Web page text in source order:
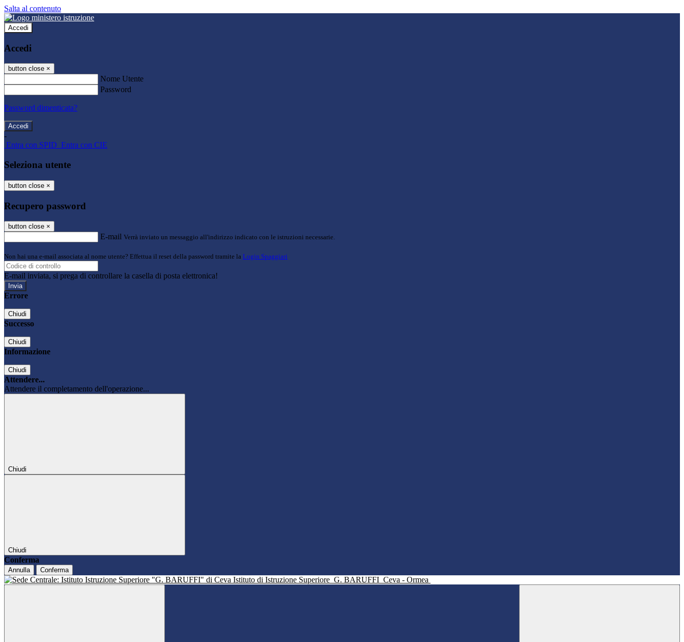
Salta al contenuto
Accedi
Accedi
button close ×
Nome Utente
Password
Password dimenticata?
-
Entra con SPID Entra con CIE
Seleziona utente
button close ×
Recupero password
button close ×
E-mail Verrà inviato un messaggio all'indirizzo indicato con le istruzioni necessarie.
Non hai una e-mail associata al nome utente? Effettua il reset della password tramite la Login Spaggiari
E-mail inviata, si prega di controllare la casella di posta elettronica!
Errore
Chiudi
Successo
Chiudi
Informazione
Chiudi
Attendere...
Attendere il completamento dell'operazione...
Chiudi
Chiudi
Conferma
Annulla Conferma
Istituto di Istruzione Superiore G. BARUFFI Ceva - Ormea